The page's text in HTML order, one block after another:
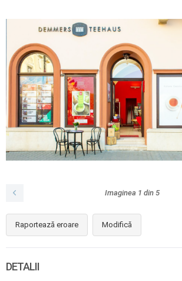
Imaginea 1 din 5
Raportează eroare Modifică
DETALII